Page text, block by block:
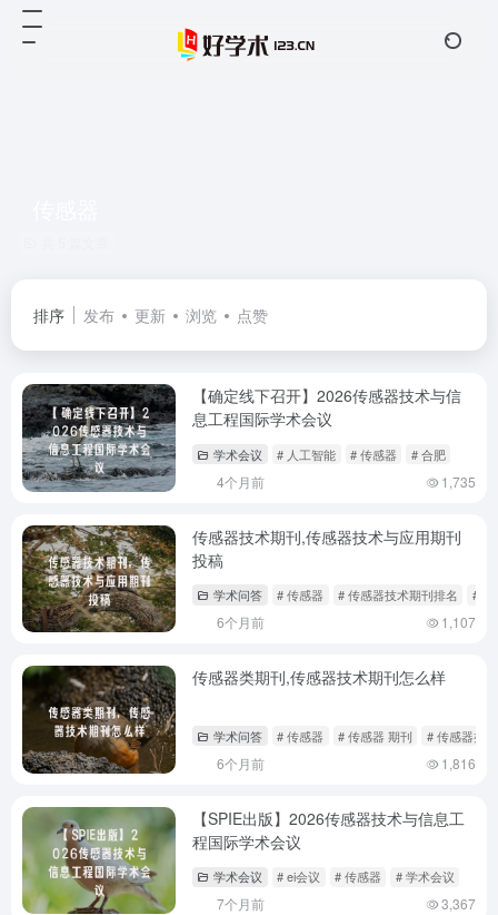
排序 发布 更新 浏览 点赞
【确定线下召开】2026传感器技术与信
息工程国际学术会议
学术会议 # 人工智能 # 传感器 # 合肥
4个月前 1,735
传感器技术期刊,传感器技术与应用期刊
投稿
学术问答 # 传感器 # 传感器技术期刊排名 # 传
6个月前 1,107
传感器类期刊,传感器技术期刊怎么样
学术问答 # 传感器 # 传感器 期刊 # 传感器类
6个月前 1,816
【SPIE出版】2026传感器技术与信息工
程国际学术会议
学术会议 # ei会议 # 传感器 # 学术会议
7个月前 3,367